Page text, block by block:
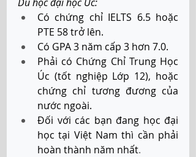
Có chứng chỉ IELTS 6.5 hoặc
PTE 58 trở lên.
Có GPA 3 năm cấp 3 hơn 7.0.
Phải có Chứng Chỉ Trung Học
Úc (tốt nghiệp Lớp 12), hoặc
chứng chỉ tương đương của
nước ngoài.
Đối với các bạn đang học đại
học tại Việt Nam thì cần phải
hoàn thành năm nhất.